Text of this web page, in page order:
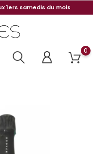
1ers samedis du mois
0